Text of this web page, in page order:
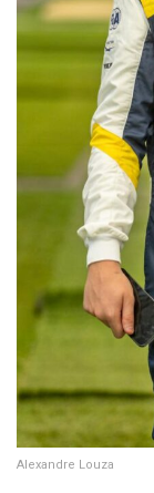
Alexandre Louza